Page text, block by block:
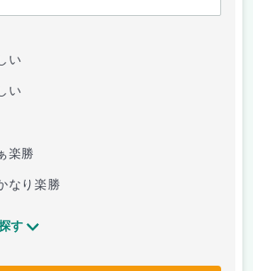
い
い
楽勝
なり楽勝
す